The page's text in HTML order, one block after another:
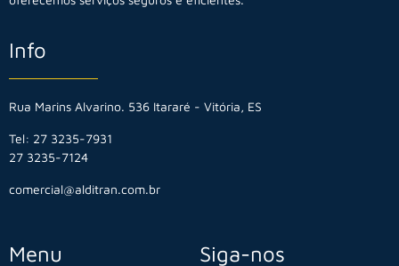
Info
Rua Marins Alvarino. 536 Itararé - Vitória, ES
Tel: 27 3235-7931
27 3235-7124
comercial@alditran.com.br
Menu Siga-nos